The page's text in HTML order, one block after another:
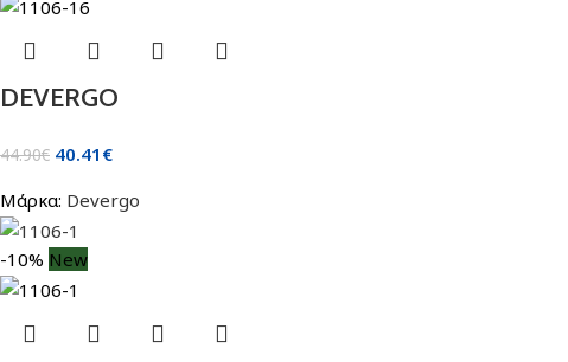
DEVERGO
44.90€ 40.41 €
Μάρκα: Devergo
-10% New